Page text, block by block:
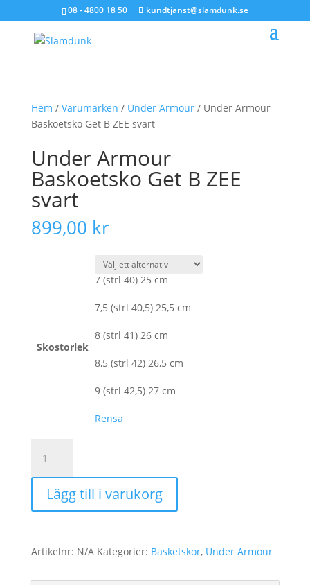
08 - 4800 18 50 kundtjanst@slamdunk.se
Hem / Varumärken / Under Armour/ Under Armour
Baskoetsko Get B ZEE svart
Under Armour
Baskoetsko Get B ZEE
svart
899,00 kr
Skostorlek
7 (strl 40) 25 cm
7,5 (strl 40,5) 25,5 cm
8 (strl 41) 26 cm
8,5 (strl 42) 26,5 cm
9 (strl 42,5) 27 cm
Rensa
Armour
Baskoetsko
B
svart
mängd
Lägg till i varukorg
Artikelnr: N/A Kategorier: Basketskor, Under Armour